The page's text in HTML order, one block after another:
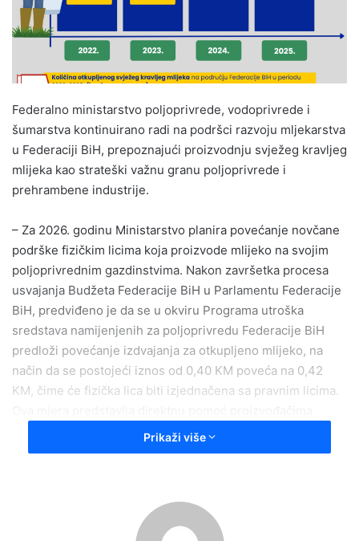
i
Federalno ministarstvo poljoprivrede, vodoprivrede i
šumarstva kontinuirano radi na podršci razvoju mljekarstva
u Federaciji BiH, prepoznajući proizvodnju svježeg kravljeg
mlijeka kao strateški važnu granu poljoprivrede i
prehrambene industrije.
– Za 2026. godinu Ministarstvo planira povećanje novčane
podrške fizičkim licima koja proizvode mlijeko na svojim
poljoprivrednim gazdinstvima. Nakon završetka procesa
usvajanja Budžeta Federacije BiH u Parlamentu Federacije
BiH, predviđeno je da se u okviru Programa utroška
sredstava namijenjenih za poljoprivredu Federacije BiH
predloži povećanje izdvajanja za otkupljeno mlijeko, na
način da se postojeći iznos od 0,40 KM poveća na 0,42
KM, čime će fizička lica biti izjednačena sa pravnim licima.
mlijeka u prevazilaženju tržišnih izazova, stabilizaciji
proizvodnje i očuvanju primarne poljoprivredne
proizvodi imaju stabilnu cijenu i tržište – poručuju iz
Prikaži više